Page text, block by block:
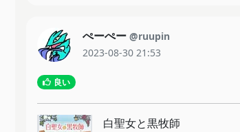
ぺーぺー @ruupin
2023-08-30 21:53
良い
白聖女と黒牧師